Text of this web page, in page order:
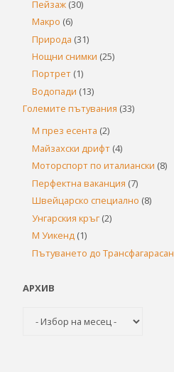
Пейзаж (30)
Макро (6)
Природа (31)
Нощни снимки (25)
Портрет (1)
Водопади (13)
Големите пътувания (33)
М през есента (2)
Майзахски дрифт (4)
Моторспорт по италиански (8)
Перфектна ваканция (7)
Швейцарско специално (8)
Унгарския кръг (2)
М Уикенд (1)
Пътуването до Трансфагарасан
АРХИВ